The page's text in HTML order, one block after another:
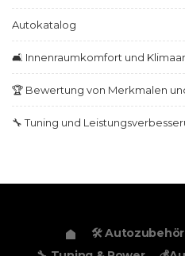
Autokatalog
🛋️ Innenraumkomfort und
🏆 Bewertung von Merkmalen
🔧 Tuning und
🛠️ Autozubehör